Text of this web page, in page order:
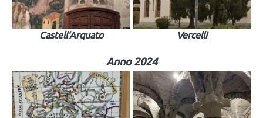
Castell'Arquato Vercelli
Anno 2024